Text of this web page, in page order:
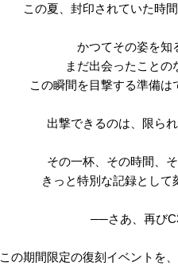
この夏、封印されていた時
かつてその姿を知
まだ出会ったことの
この瞬間を目撃する準備は
出撃できるのは、限られ
その一杯、その時間、そ
きっと特別な記録として
──さあ、再び
この期間限定の復刻イベントを